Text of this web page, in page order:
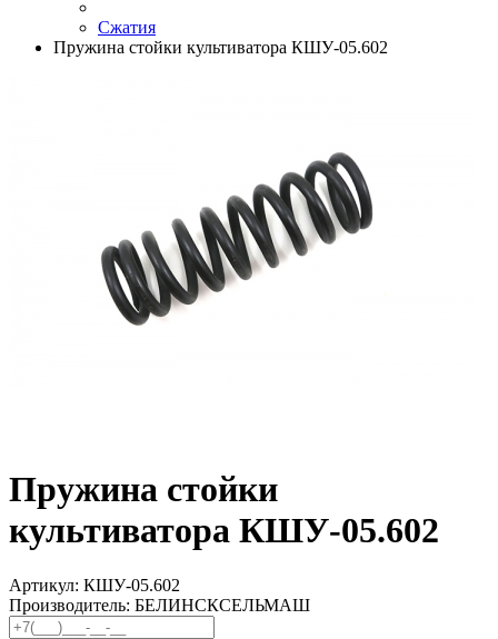
Сжатия
Пружина стойки культиватора КШУ-05.602
Пружина стойки
культиватора КШУ-05.602
Артикул: КШУ-05.602
Производитель: БЕЛИНСКСЕЛЬМАШ